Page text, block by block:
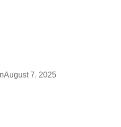
August 7, 2025